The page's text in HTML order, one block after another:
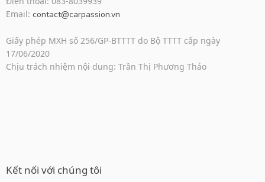
Email: contact@carpassion.vn
Giấy phép MXH số 256/GP-BTTTT do Bộ TTTT cấp ngày
17/06/2020
Chịu trách nhiệm nội dung: Trần Thị Phương Thảo
Kết nối với chúng tôi